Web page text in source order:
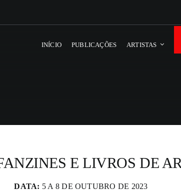
INÍCIO PUBLICAÇÕES ARTISTAS
E LIVROS DE
DATA: 5 A 8 DE OUTUBRO DE 2023